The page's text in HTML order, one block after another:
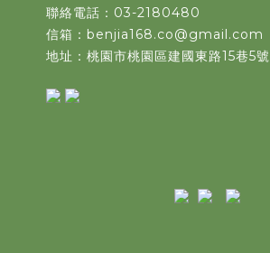
聯絡電話：03-2180480
信箱：benjia168.co@gmail.com
地址：桃園市桃園區建國東路15巷5號